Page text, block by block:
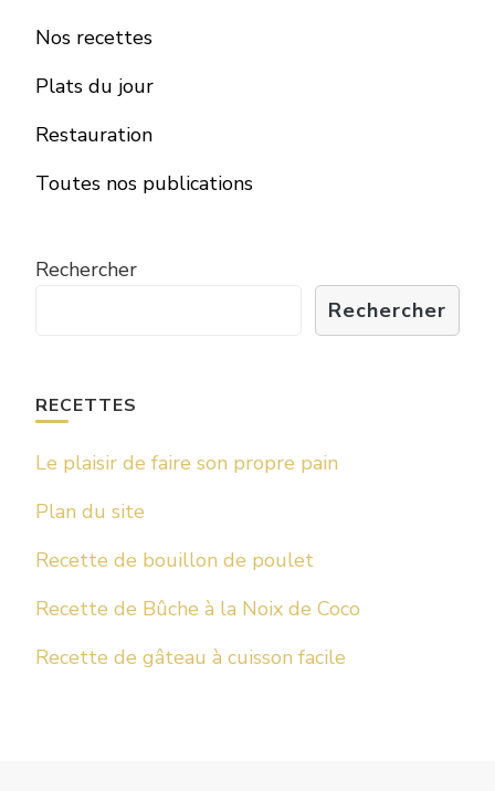
Nos recettes
Plats du jour
Restauration
Toutes nos publications
Rechercher
Rechercher
RECETTES
Le plaisir de faire son propre pain
Plan du site
Recette de bouillon de poulet
Recette de Bûche à la Noix de Coco
Recette de gâteau à cuisson facile